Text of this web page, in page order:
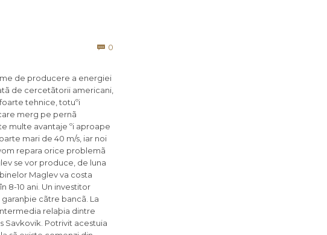
 0
de producere a energiei
de cercetãtorii americani,
tehnice, totuºi
merg pe pernã
multe avantaje ºi aproape
mari de 40 m/s, iar noi
repara orice problemã
se vor produce, de luna
Maglev va costa
8-10 ani. Un investitor
cãtre bancã. La
relaþia dintre
Savkovik. Potrivit acestuia